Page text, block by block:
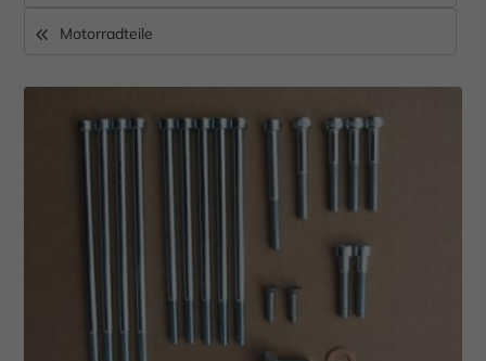
Motorradteile